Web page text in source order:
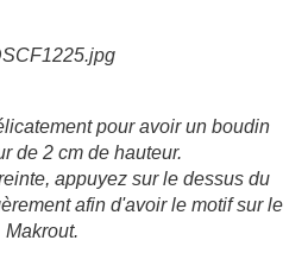
pour avoir un boudin
de 2 cm de hauteur.
appuyez sur le dessus du
afin d'avoir le motif sur le
Makrout.